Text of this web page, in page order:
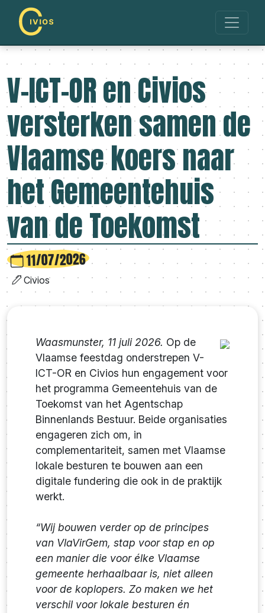
V-ICT-OR en Civios
versterken samen de
Vlaamse koers naar
het Gemeentehuis
van de Toekomst
11/07/2026
Civios
Waasmunster, 11 juli 2026. Op de
Vlaamse feestdag onderstrepen V-
ICT-OR en Civios hun engagement voor
het programma Gemeentehuis van de
Toekomst van het Agentschap
Binnenlands Bestuur. Beide organisaties
engageren zich om, in
complementariteit, samen met Vlaamse
lokale besturen te bouwen aan een
digitale fundering die ook in de praktijk
werkt.
“Wij bouwen verder op de principes
van VlaVirGem, stap voor stap en op
een manier die voor élke Vlaamse
gemeente herhaalbaar is, niet alleen
voor de koplopers. Zo maken we het
verschil voor lokale besturen én